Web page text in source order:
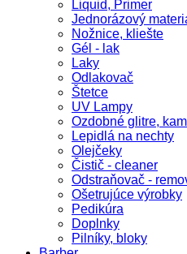
Liquid, Primer
Jednorázový
Nožnice, kliešte
Gél - lak
Laky
Odlakovač
Štetce
UV Lampy
Ozdobné glitre,
Lepidlá na nechty
Olejčeky
Čistič - cleaner
Odstraňovač -
Ošetrujúce výrobky
Pedikúra
Doplnky
Pilníky, bloky